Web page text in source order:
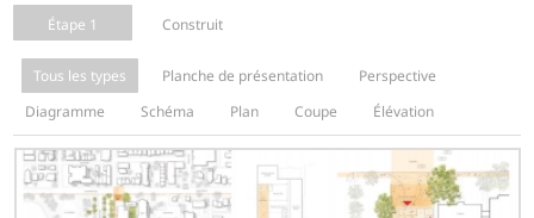
Étape 1 Construit
Tous les types Planche de présentation
Perspective
Diagramme
Schéma Plan Coupe Élévation